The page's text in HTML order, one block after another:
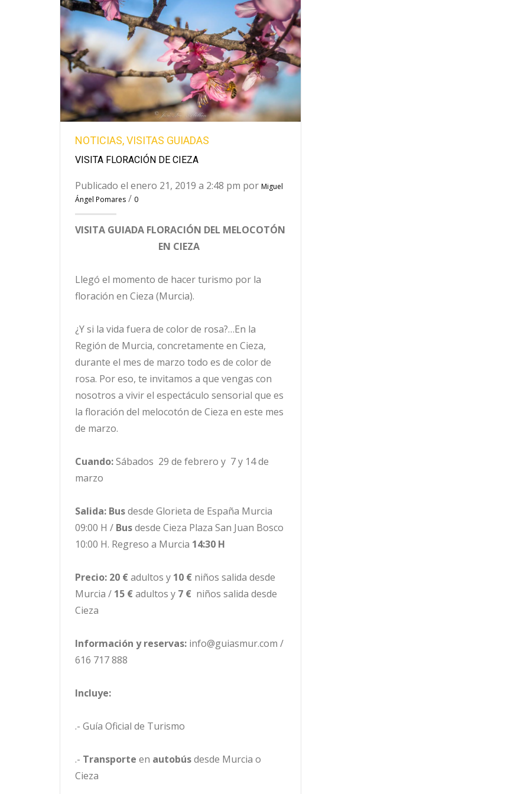
NOTICIAS,VISITAS GUIADAS
VISITA FLORACIÓN DE CIEZA
Publicado el enero 21, 2019 a 2:48 pm por Miguel
Ángel Pomares / 0
VISITA GUIADA FLORACIÓN DEL MELOCOTÓN
EN CIEZA
Llegó el momento de hacer turismo por la
floración en Cieza (Murcia).
¿Y si la vida fuera de color de rosa?…En la
Región de Murcia, concretamente en Cieza,
durante el mes de marzo todo es de color de
rosa. Por eso, te invitamos a que vengas con
nosotros a vivir el espectáculo sensorial que es
la floración del melocotón de Cieza en este mes
de marzo.
Cuando:Sábados 29 de febrero y 7 y 14 de
marzo
Salida: Busdesde Glorieta de España Murcia
09:00 H / Busdesde Cieza Plaza San Juan Bosco
10:00 H. Regreso a Murcia 14:30 H
Precio: 20 €adultos y 10 € niños salida desde
Murcia / 15 €adultos y 7 € niños salida desde
Cieza
Información y reservas: info@guiasmur.com /
616 717 888
Incluye:
.- Guía Oficial de Turismo
.- Transporte en autobúsdesde Murcia o
Cieza